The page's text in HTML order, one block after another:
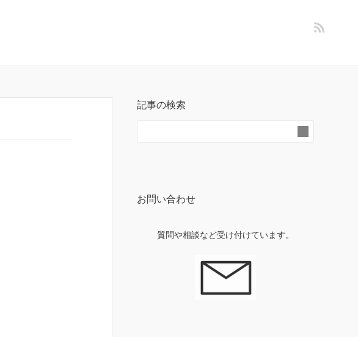
記事の検索
お問い合わせ
質問や相談など受け付けています。